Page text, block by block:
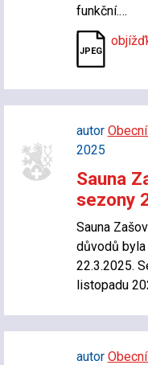
funkční.…
autor
2025
Sauna
sezony
Sauna
důvodů
22.3.2025.
listopadu
autor